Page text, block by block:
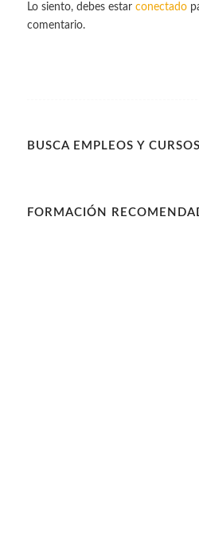
Lo siento, debes estar conectado
comentario.
BUSCA EMPLEOS Y
FORMACIÓN